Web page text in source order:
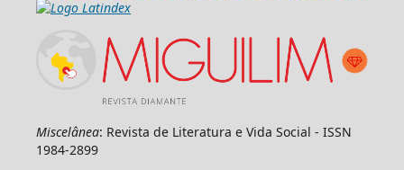
Miscelânea: Revista de Literatura e Vida Social - ISSN
1984-2899